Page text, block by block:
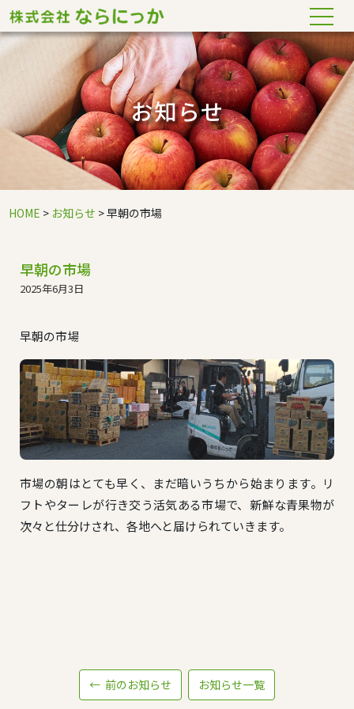
お知らせ
HOME > お知らせ > 早朝の市場
早朝の市場
2025年6月3日
早朝の市場
市場の朝はとても早く、まだ暗いうちから始まります。リ
フトやターレが行き交う活気ある市場で、新鮮な青果物が
次々と仕分けされ、各地へと届けられていきます。
← 前のお知らせ お知らせ一覧